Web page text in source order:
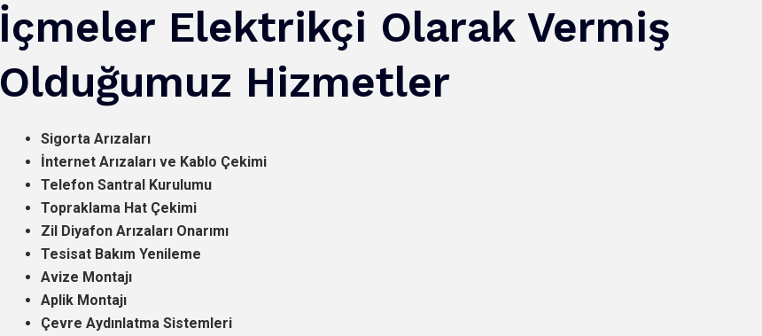
İçmeler Elektrikçi Olarak Vermiş
Olduğumuz Hizmetler
Sigorta Arızaları
İnternet Arızaları ve Kablo Çekimi
Telefon Santral Kurulumu
Topraklama Hat Çekimi
Zil Diyafon Arızaları Onarımı
Tesisat Bakım Yenileme
Avize Montajı
Aplik Montajı
Çevre Aydınlatma Sistemleri